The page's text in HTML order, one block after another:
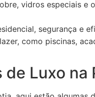
vidros especiais e
segurança e
como piscinas,
Luxo na